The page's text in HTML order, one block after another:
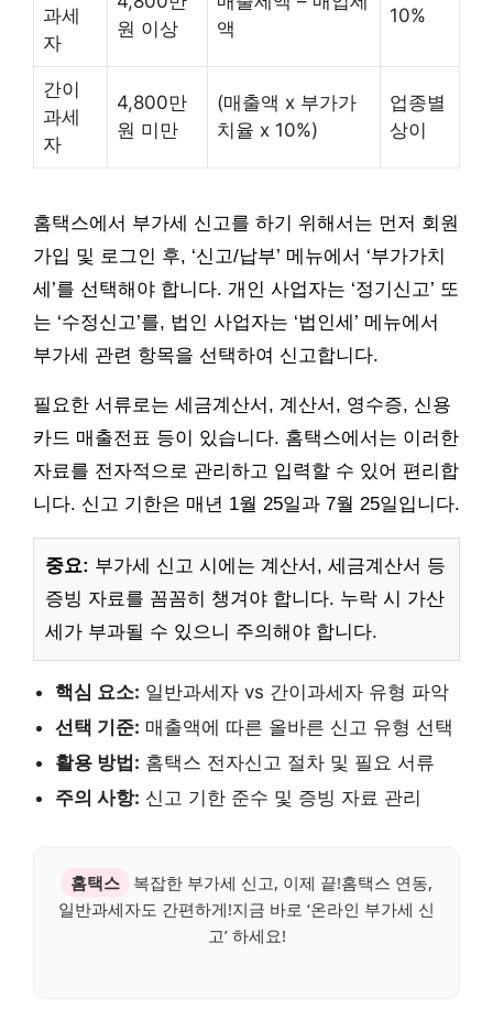
과세
자
원 이상
액
10%
간이
과세
자
4,800만
원 미만
(매출액 x 부가가
치율 x 10%)
업종별
상이
홈택스에서 부가세 신고를 하기 위해서는 먼저 회원
가입 및 로그인 후, ‘신고/납부’ 메뉴에서 ‘부가가치
세’를 선택해야 합니다. 개인 사업자는 ‘정기신고’ 또
는 ‘수정신고’를, 법인 사업자는 ‘법인세’ 메뉴에서
부가세 관련 항목을 선택하여 신고합니다.
필요한 서류로는 세금계산서, 계산서, 영수증, 신용
카드 매출전표 등이 있습니다. 홈택스에서는 이러한
자료를 전자적으로 관리하고 입력할 수 있어 편리합
니다. 신고 기한은 매년 1월 25일과 7월 25일입니다.
중요: 부가세 신고 시에는 계산서, 세금계산서 등
증빙 자료를 꼼꼼히 챙겨야 합니다. 누락 시 가산
세가 부과될 수 있으니 주의해야 합니다.
핵심 요소: 일반과세자 vs 간이과세자 유형 파악
선택 기준: 매출액에 따른 올바른 신고 유형 선택
활용 방법: 홈택스 전자신고 절차 및 필요 서류
주의 사항: 신고 기한 준수 및 증빙 자료 관리
홈택스
복잡한 부가세 신고, 이제 끝!홈택스 연동,
일반과세자도 간편하게!지금 바로 ‘온라인 부가세 신
고’ 하세요!